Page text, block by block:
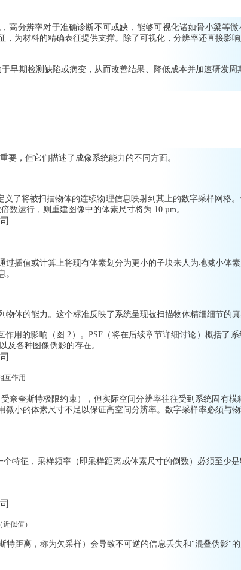
分辨率对于准确诊断不可或缺，能够可视化诸如骨小梁等
为材料的精确表征提供支撑。除了可视化，分辨率还直接影
早期检测缺陷或病变，从而改善结果、降低成本并加速研发
要，但它们描述了成像系统能力的不同方面。
了将被扫描物体的连续物理信息映射到其上的数字采样网格
数运行，则重建图像中的体素尺寸将为 10 µm。
插值或计算上将现有体素划分为更小的子块来人为地减小体
。
物体的能力。这个标准反映了系统呈现被扫描物体精细细节的真
作用的影响（图 2）。PSF（将在后续章节详细讨论）概括了系
及各种图像伪影的存在。
互作用
奎斯特极限约束），但实际空间分辨率往往受到系统固有模
小的体素尺寸不足以保证高空间分辨率。数字采样率必须与
特征，采样频率（即采样距离或体素尺寸的倒数）必须至少是
似值）
距离，称为欠采样）会导致不可逆的信息丢失和"混叠伪影"